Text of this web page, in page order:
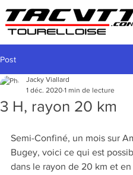
Post
3 H, rayon 20 km
Jacky Viallard
1 déc. 2020 1 min de lecture
Semi-Confiné, un mois sur
Bugey, voici ce qui est
dans le rayon de 20 km et en